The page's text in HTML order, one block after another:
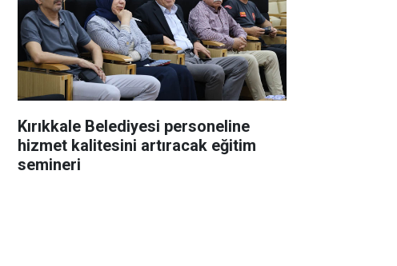
Kırıkkale Belediyesi personeline
hizmet kalitesini artıracak eğitim
semineri